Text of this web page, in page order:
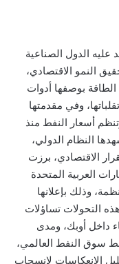
عليه الدول الصناعية
النمو الاقتصادي،
بوصفها أدوات
وفي مقدمتها
أسعار النفط منذ
النظام الدولي،
الاقتصادي، برزت
العربية المتحدة
وذلك بإعلانها
مايو عام 2026م وتثير هذه التحولات تساؤلات
داخل أوبك، ومدى
سوق النفط العالمي،
الانعكاسات لانسحاب